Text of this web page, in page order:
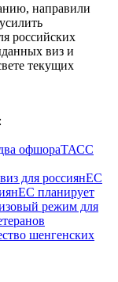
направили
российских
виз и
текущих
офшораТАСС
для россиянЕС
ЕС планирует
режим для
шенгенских